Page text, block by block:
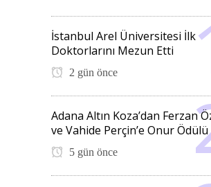
İstanbul Arel Üniversitesi İlk
Doktorlarını Mezun Etti
2 gün önce
Adana Altın Koza’dan Ferzan
ve Vahide Perçin’e Onur Ödülü
5 gün önce